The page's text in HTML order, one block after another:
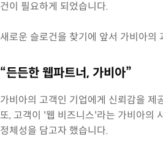
건이 필요하게 되었습니다.
새로운 슬로건을 찾기에 앞서 가비아의
“든든한 웹파트너, 가비아”
가비아의 고객인 기업에게 신뢰감을
또, 고객이 '웹 비즈니스'라는 가비아의
정체성을 담고자 했습니다.